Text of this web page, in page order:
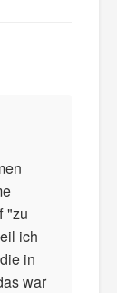
"zu
ich
in
war